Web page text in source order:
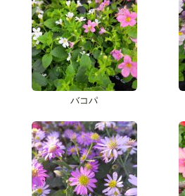
バコパ